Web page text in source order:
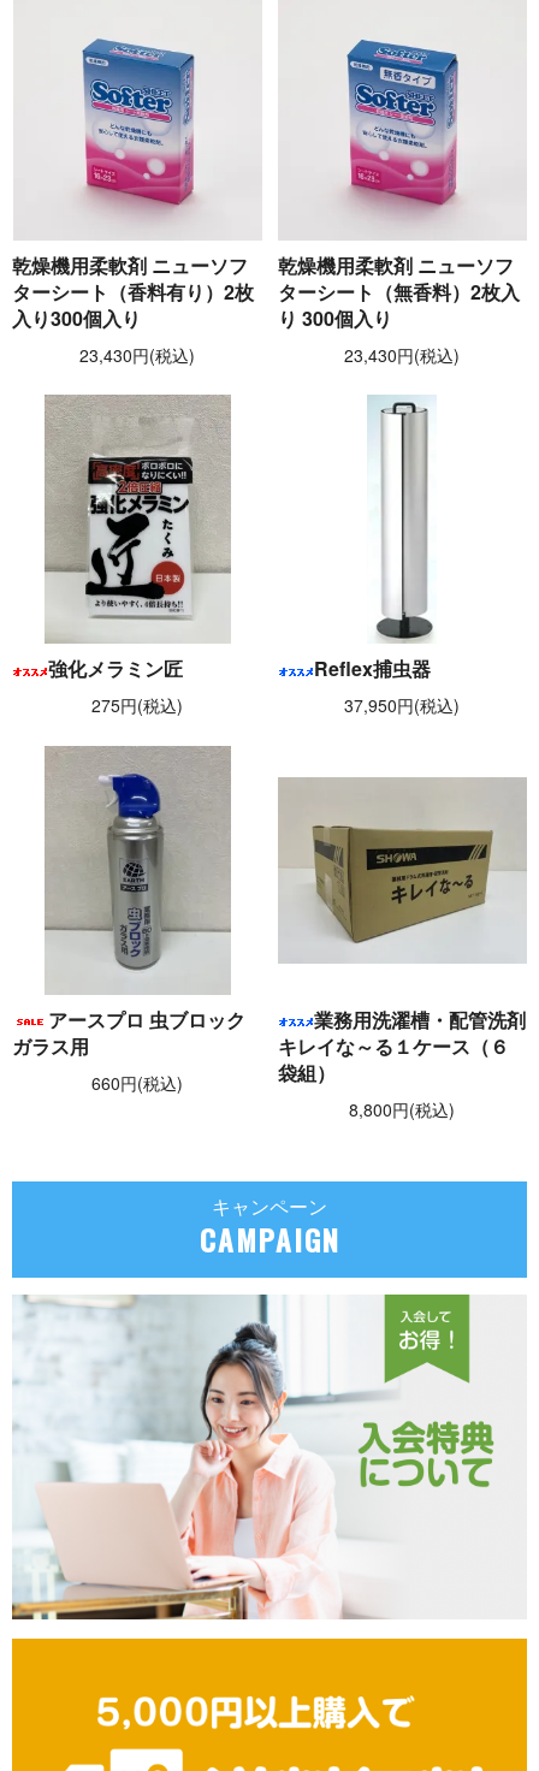
乾燥機用柔軟剤 ニューソフ
ターシート（香料有り）2枚
入り300個入り
23,430円(税込)
乾燥機用柔軟剤 ニューソフ
ターシート（無香料）2枚入
り 300個入り
23,430円(税込)
強化メラミン匠
275円(税込)
Reflex捕虫器
37,950円(税込)
アースプロ 虫ブロック
ガラス用
660円(税込)
業務用洗濯槽・配管洗剤
キレイな～る１ケース（６
袋組）
8,800円(税込)
キャンペーン
CAMPAIGN